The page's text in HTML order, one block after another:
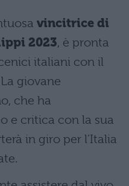
vincitrice di
2023, è pronta
italiani con il
La giovane
che ha
e critica con la sua
in giro per l’Italia